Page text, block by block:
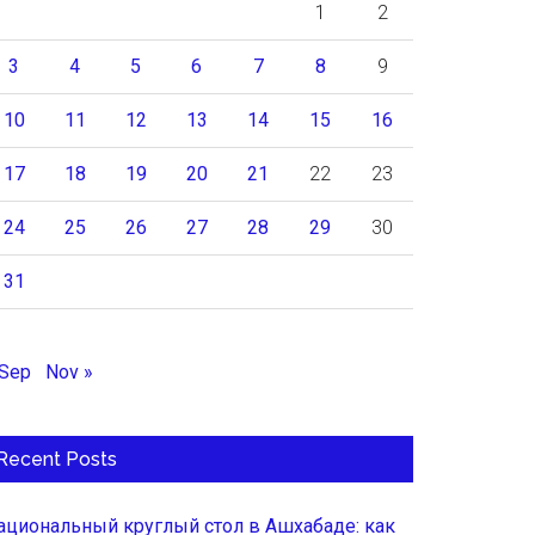
1 2
3 4 5 6 7 8 9
10 11 12 13 14 15 16
17 18 19 20 21 22 23
24 25 26 27 28 29 30
31
Nov »
Posts
круглый стол в Ашхабаде: как